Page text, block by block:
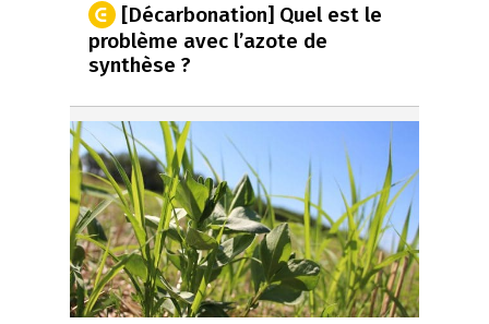
[Décarbonation] Quel est le
problème avec l’azote de
synthèse ?